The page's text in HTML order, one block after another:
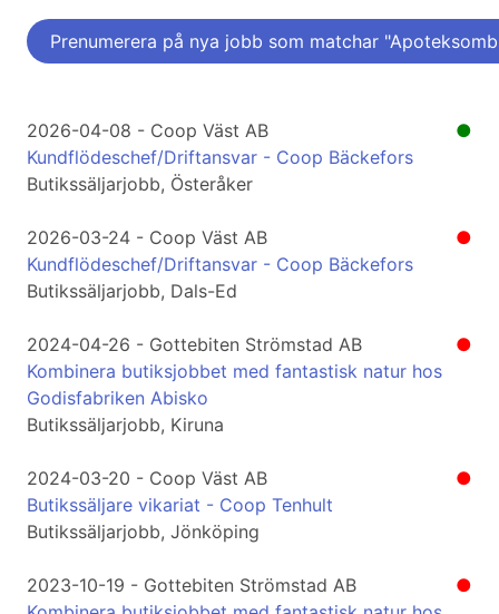
Prenumerera på nya jobb som matchar
●
2026-04-08 - Coop Väst AB
Kundflödeschef/Driftansvar - Coop Bäckefors
Butikssäljarjobb, Österåker
●
2026-03-24 - Coop Väst AB
Kundflödeschef/Driftansvar - Coop Bäckefors
Butikssäljarjobb, Dals-Ed
●
2024-04-26 - Gottebiten Strömstad AB
Kombinera butiksjobbet med fantastisk natur hos
Godisfabriken Abisko
Butikssäljarjobb, Kiruna
●
2024-03-20 - Coop Väst AB
Butikssäljare vikariat - Coop Tenhult
Butikssäljarjobb, Jönköping
●
2023-10-19 - Gottebiten Strömstad AB